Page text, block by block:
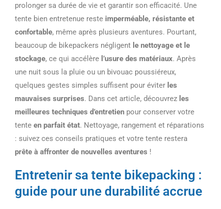
prolonger sa durée de vie et garantir son efficacité. Une
tente bien entretenue reste imperméable, résistante et
confortable, même après plusieurs aventures. Pourtant,
beaucoup de bikepackers négligent le nettoyage et le
stockage, ce qui accélère l’usure des matériaux. Après
une nuit sous la pluie ou un bivouac poussiéreux,
quelques gestes simples suffisent pour éviter les
mauvaises surprises. Dans cet article, découvrez les
meilleures techniques d’entretien pour conserver votre
tente en parfait état. Nettoyage, rangement et réparations
: suivez ces conseils pratiques et votre tente restera
prête à affronter de nouvelles aventures !
Entretenir sa tente bikepacking :
guide pour une durabilité accrue